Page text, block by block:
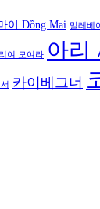
이 Đồng Mai 말레베
여 모여라 아리
카이베그너